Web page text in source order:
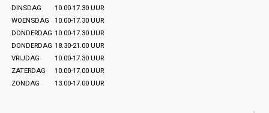
DINSDAG
10.00-17.30 UUR
WOENSDAG
10.00-17.30 UUR
DONDERDAG 10.00-17.30 UUR
DONDERDAG 18.30-21.00 UUR
VRIJDAG
10.00-17.30 UUR
ZATERDAG
10.00-17.00 UUR
ZONDAG
13.00-17.00 UUR